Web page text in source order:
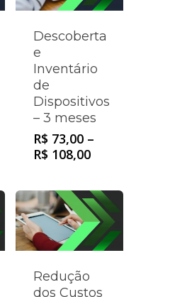
Descoberta
e
Inventário
de
Dispositivos
– 3 meses
R$ 73,00 –
R$ 108,00
Redução
dos Custos